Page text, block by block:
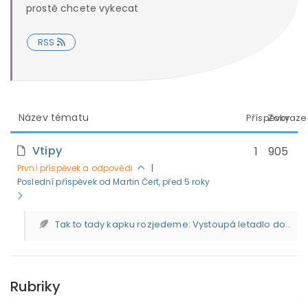
prostě chcete vykecat
RSS
Název tématu Příspěvky
Vtipy
První příspěvek a odpovědi
|
Poslední příspěvek od Martin Čert, před 5 roky
905
1
Tak to tady kapku rozjedeme: Vystoupá letadlo do...
Rubriky